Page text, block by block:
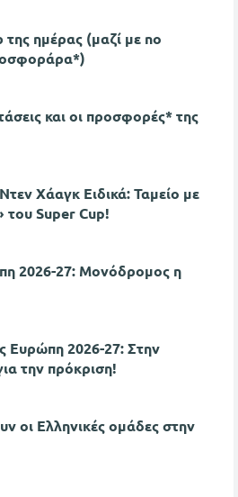
ημέρας (μαζί με no
και οι προσφορές* της
Χάαγκ Ειδικά: Ταμείο με
του Super Cup!
2026-27: Μονόδρομος η
Ευρώπη 2026-27: Στην
την πρόκριση!
οι Ελληνικές ομάδες στην